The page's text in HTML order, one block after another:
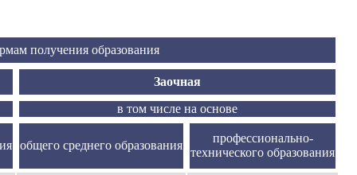
получения образования
Заочная
в том числе на основе
общего среднего образования
профессионально-
технического образования